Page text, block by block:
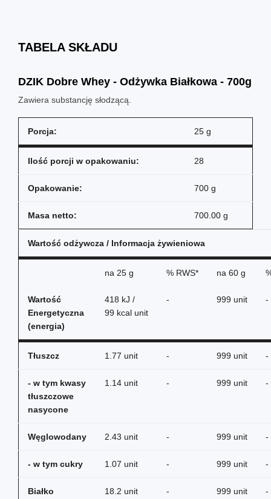
TABELA SKŁADU
DZIK Dobre Whey - Odżywka Białkowa - 700g
Zawiera substancję słodzącą.
Porcja: 25 g
Ilość porcji w opakowaniu: 28
Opakowanie: 700 g
Masa netto: 700.00 g
Wartość odżywcza / Informacja żywieniowa
na 25 g % RWS* na 60 g
Wartość
Energetyczna
(energia)
418 kJ /
99 kcal unit
- 999 unit -
Tłuszcz 1.77 unit - 999 unit -
- w tym kwasy
tłuszczowe
nasycone
1.14 unit - 999 unit -
Węglowodany 2.43 unit - 999 unit -
- w tym cukry 1.07 unit - 999 unit -
Białko 18.2 unit - 999 unit -